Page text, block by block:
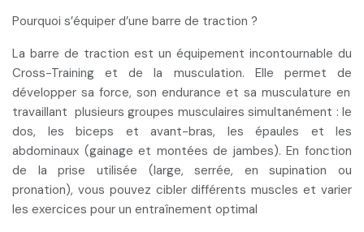
Pourquoi s’équiper d’une barre de traction ?
La barre de traction est un équipement incontournable du
Cross-Training et de la musculation. Elle permet de
développer sa force, son endurance et sa musculature en
travaillant plusieurs groupes musculaires simultanément : le
dos, les biceps et avant-bras, les épaules et les
abdominaux (gainage et montées de jambes). En fonction
de la prise utilisée (large, serrée, en supination ou
pronation), vous pouvez cibler différents muscles et varier
les exercices pour un entraînement optimal